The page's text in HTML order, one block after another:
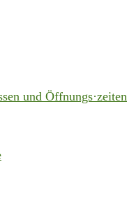
und Öffnungs·zeiten